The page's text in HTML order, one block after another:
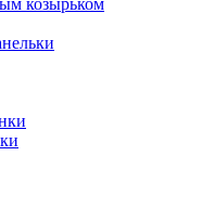
козырьком